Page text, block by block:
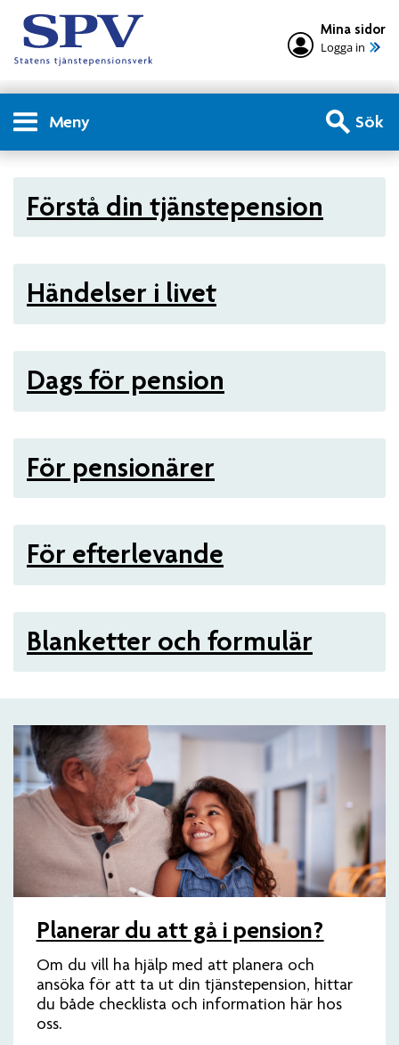
Mina sidor
Logga in
Meny Sök
Privatperson -
Förstå din tjänstepension
Händelser i livet
Dags för pension
För pensionärer
För efterlevande
Blanketter och formulär
Artiklar
Planerar du att gå i pension?
Om du vill ha hjälp med att planera och
ansöka för att ta ut din tjänstepension, hittar
du både checklista och information här hos
oss.